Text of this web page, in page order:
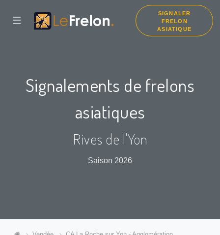
☰
SIGNALER
FRELON
ASIATIQUE
Signalements de frelons
asiatiques
Rives de l'Yon
Saison 2026